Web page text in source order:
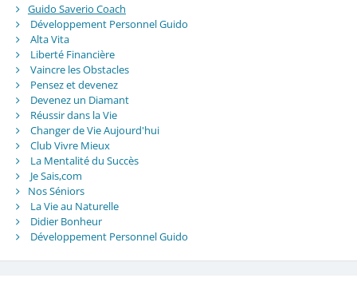
Guido Saverio Coach
Développement Personnel Guido
Alta Vita
Liberté Financière
Vaincre les Obstacles
Pensez et devenez
Devenez un Diamant
Réussir dans la Vie
Changer de Vie Aujourd'hui
Club Vivre Mieux
La Mentalité du Succès
Je Sais,com
Nos Séniors
La Vie au Naturelle
Didier Bonheur
Développement Personnel Guido